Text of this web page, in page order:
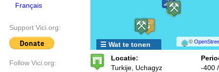
Français
Support Vici.org:
Follow Vici.org:
©
☰ Wat te tonen
Locatie:
Turkije, Uchagyz
-400